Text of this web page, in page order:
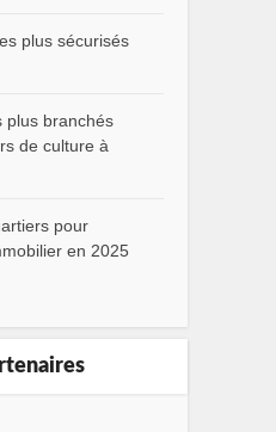
plus sécurisés
plus branchés
de culture à
pour
en 2025